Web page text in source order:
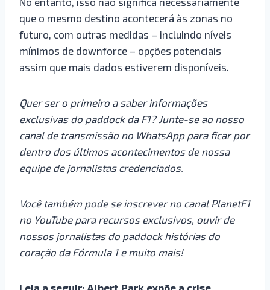
que o mesmo destino acontecerá às zonas no
futuro, com outras medidas – incluindo níveis
mínimos de downforce – opções potenciais
assim que mais dados estiverem disponíveis.
Quer ser o primeiro a saber informações
exclusivas do paddock da F1? Junte-se ao nosso
canal de transmissão no WhatsApp para ficar por
dentro dos últimos acontecimentos de nossa
equipe de jornalistas credenciados.
Você também pode se inscrever no canal PlanetF1
no YouTube para recursos exclusivos, ouvir de
nossos jornalistas do paddock histórias do
coração da Fórmula 1 e muito mais!
Leia a seguir: Albert Park expõe a crise